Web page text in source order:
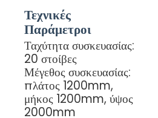
Τεχνικές
Παράμετροι
Ταχύτητα συσκευασίας:
20 στοίβες
Μέγεθος συσκευασίας:
πλάτος 1200mm,
μήκος 1200mm, ύψος
2000mm